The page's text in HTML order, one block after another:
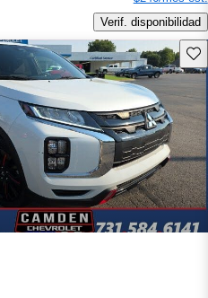
Verif. disponibilidad